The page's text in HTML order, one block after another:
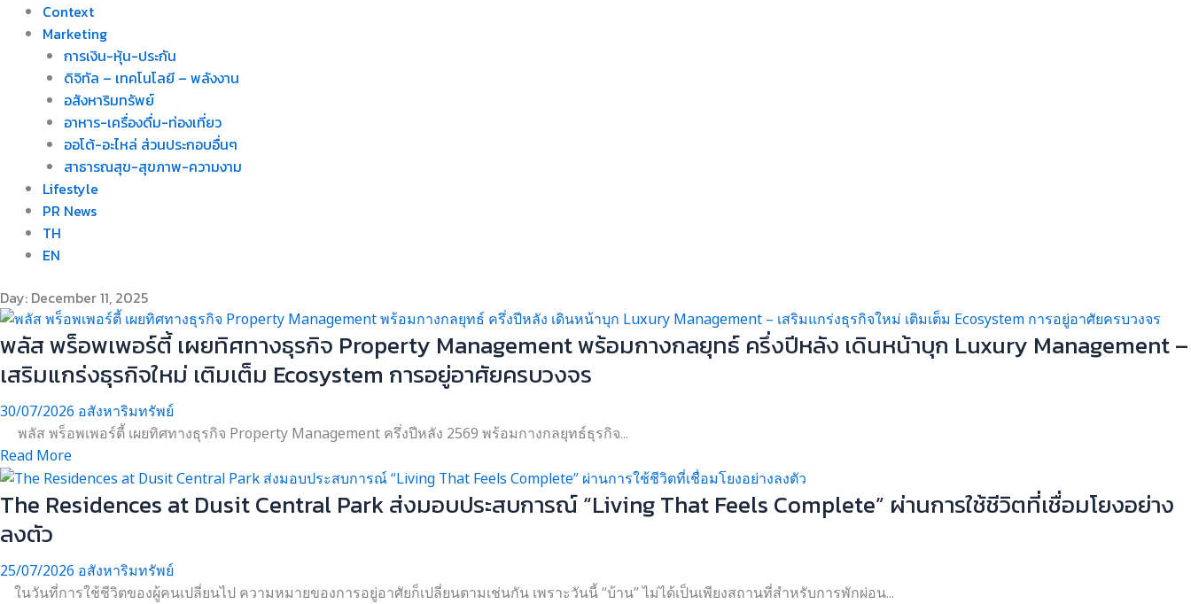
Context
Marketing
การเงิน-หุ้น-ประกัน
ดิจิทัล – เทคโนโลยี – พลังงาน
อสังหาริมทรัพย์
อาหาร-เครื่องดื่ม-ท่องเที่ยว
ออโต้-อะไหล่ ส่วนประกอบอื่นๆ
สาธารณสุข-สุขภาพ-ความงาม
Lifestyle
PR News
TH
EN
Day: December 11, 2025
พลัส พร็อพเพอร์ตี้ เผยทิศทางธุรกิจ Property Management พร้อมกางกลยุทธ์ ครึ่งปีหลัง เดินหน้าบุก Luxury Management –
เสริมแกร่งธุรกิจใหม่ เติมเต็ม Ecosystem การอยู่อาศัยครบวงจร
30/07/2026 อสังหาริมทรัพย์
พลัส พร็อพเพอร์ตี้ เผยทิศทางธุรกิจ Property Management ครึ่งปีหลัง 2569 พร้อมกางกลยุทธ์ธุรกิจ...
Read More
The Residences at Dusit Central Park ส่งมอบประสบการณ์ “Living That Feels Complete” ผ่านการใช้ชีวิตที่เชื่อมโยงอย่าง
ลงตัว
25/07/2026 อสังหาริมทรัพย์
ในวันที่การใช้ชีวิตของผู้คนเปลี่ยนไป ความหมายของการอยู่อาศัยก็เปลี่ยนตามเช่นกัน เพราะวันนี้ “บ้าน” ไม่ได้เป็นเพียงสถานที่สำหรับการพักผ่อน...